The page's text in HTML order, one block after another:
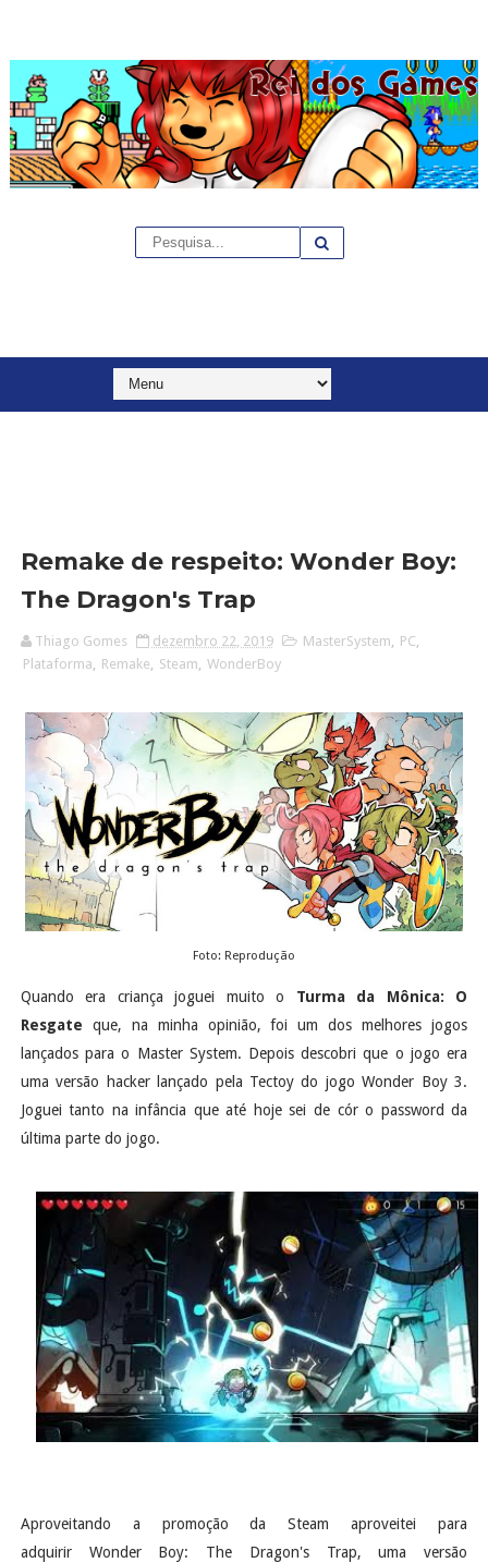
Remake de respeito: Wonder Boy:
The Dragon's Trap
Thiago Gomes dezembro 22, 2019 MasterSystem PC
Plataforma
Remake Steam WonderBoy
Foto: Reprodução
Quando era criança joguei muito o Turma da Mônica: O
Resgate que, na minha opinião, foi um dos melhores jogos
lançados para o Master System. Depois descobri que o jogo era
uma versão hacker lançado pela Tectoy do jogo Wonder Boy 3.
Joguei tanto na infância que até hoje sei de cór o password da
última parte do jogo.
Aproveitando a promoção da Steam aproveitei para
adquirir Wonder Boy: The Dragon's Trap, uma versão